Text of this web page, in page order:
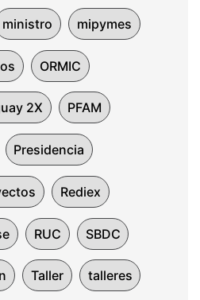
ministro mipymes
ORMIC
2X PFAM
Presidencia
Rediex
RUC SBDC
Taller talleres